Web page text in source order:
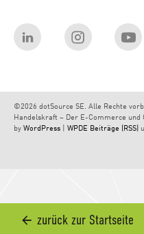
©2026 dotSource SE. Alle Rechte
Handelskraft – Der E-Commerce
by WordPress WPDE Beiträge (RSS)
zurück zur Startseite